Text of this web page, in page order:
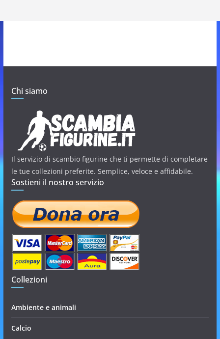
Chi siamo
Il servizio di scambio figurine che ti permette di completare
le tue collezioni preferite. Semplice, veloce e affidabile.
Sostieni il nostro servizio
Collezioni
Ambiente e animali
Calcio